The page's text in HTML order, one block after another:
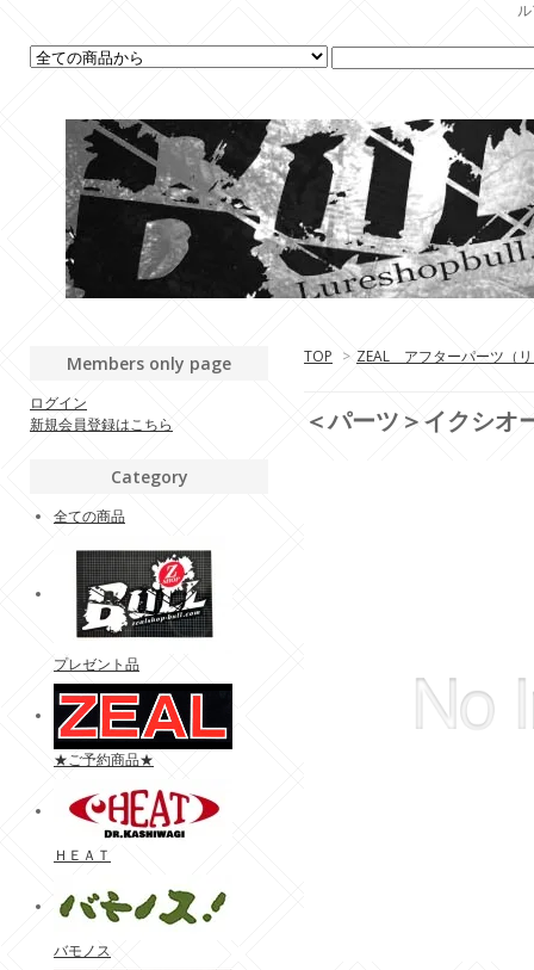
TOP > ZEAL アフターパーツ（
＜パーツ＞イクシ
Members only page
ログイン
新規会員登録はこちら
Category
全ての商品
プレゼント品
★ご予約商品★
ＨＥＡＴ
バモノス